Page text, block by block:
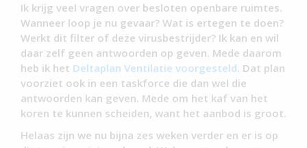
Ik krijg veel vragen over besloten openbare ruimtes.
Wanneer loop je nu gevaar? Wat is ertegen te doen?
Werkt dit filter of deze virusbestrijder? Ik kan en wil
daar zelf geen antwoorden op geven. Mede daarom
heb ik het Deltaplan Ventilatie voorgesteld. Dat plan
voorziet ook in een taskforce die dan wel die
antwoorden kan geven. Mede om het kaf van het
koren te kunnen scheiden, want het aanbod is groot.
Helaas zijn we nu bijna zes weken verder en er is op